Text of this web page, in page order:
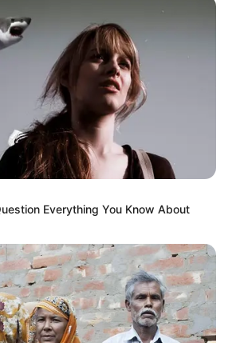
de la presse
du jour de Bilto,
Tiercé-
gagnant du Tiercé Quarté Quinté
meilleurs quotidiens de la presse
turf complet du jour.
15 – 8 – 17 – 4 – 13 – 7
– 4 – 11 – 7 – 6 – 2 – 14 – 13
– 11 – 13 – 7 – 6 – 17 – 5
1 – 17 – 13 – 14 – 5
– 9 – 7 – 6 – 2 – 13 – 11 – 14
Everything You Know About